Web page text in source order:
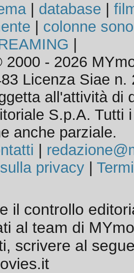
| database
colonne
2000 - 2026
Licenza Siae n.
all'attività di
S.p.A. Tutti
anche parziale.
privacy|
il controllo
al team di
scrivere al